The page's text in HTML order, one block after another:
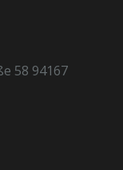
58 94167